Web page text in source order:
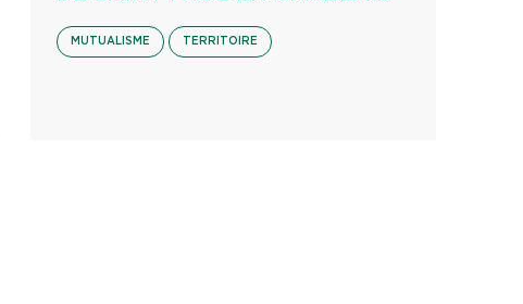
MUTUALISME TERRITOIRE